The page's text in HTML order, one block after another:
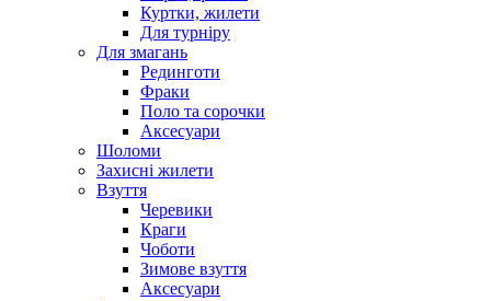
Куртки, жилети
Для турніру
Для змагань
Рединготи
Фраки
Поло та сорочки
Аксесуари
Шоломи
Захисні жилети
Взуття
Черевики
Краги
Чоботи
Зимове взуття
Аксесуари